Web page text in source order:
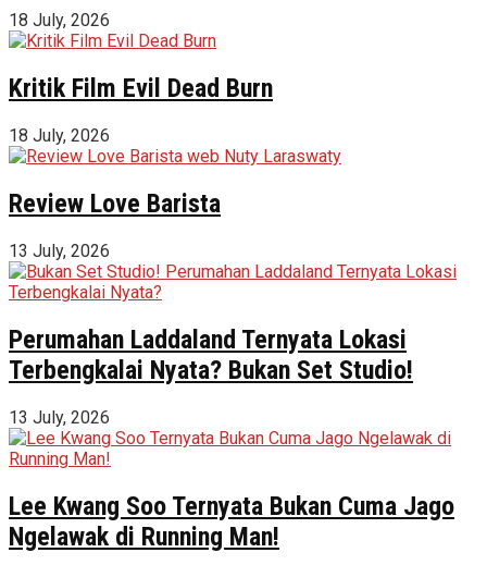
18 July, 2026
Kritik Film Evil Dead Burn
18 July, 2026
Review Love Barista
13 July, 2026
Perumahan Laddaland Ternyata Lokasi
Terbengkalai Nyata? Bukan Set Studio!
13 July, 2026
Lee Kwang Soo Ternyata Bukan Cuma Jago
Ngelawak di Running Man!